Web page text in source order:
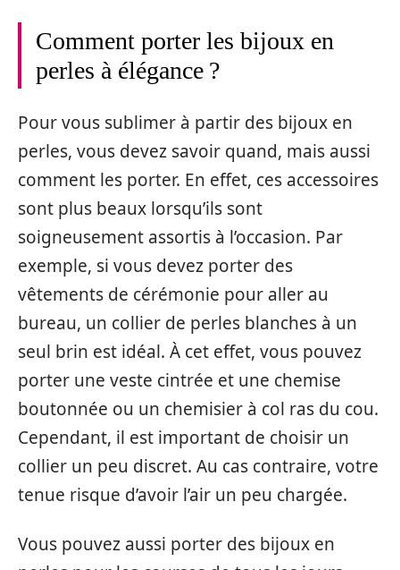
Comment porter les bijoux en
perles à élégance ?
Pour vous sublimer à partir des bijoux en
perles, vous devez savoir quand, mais aussi
comment les porter. En effet, ces accessoires
sont plus beaux lorsqu’ils sont
soigneusement assortis à l’occasion. Par
exemple, si vous devez porter des
vêtements de cérémonie pour aller au
bureau, un collier de perles blanches à un
seul brin est idéal. À cet effet, vous pouvez
porter une veste cintrée et une chemise
boutonnée ou un chemisier à col ras du cou.
Cependant, il est important de choisir un
collier un peu discret. Au cas contraire, votre
tenue risque d’avoir l’air un peu chargée.
Vous pouvez aussi porter des bijoux en